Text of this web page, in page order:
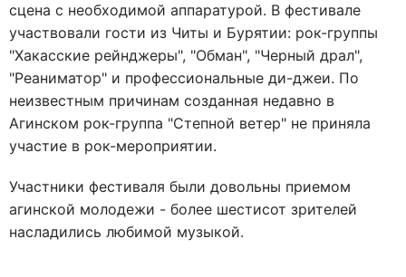
сцена с необходимой аппаратурой. В фестивале
участвовали гости из Читы и Бурятии: рок-группы
"Хакасские рейнджеры", "Обман", "Черный драл",
"Реаниматор" и профессиональные ди-джеи. По
неизвестным причинам созданная недавно в
Агинском рок-группа "Степной ветер" не приняла
участие в рок-мероприятии.
Участники фестиваля были довольны приемом
агинской молодежи - более шестисот зрителей
насладились любимой музыкой.